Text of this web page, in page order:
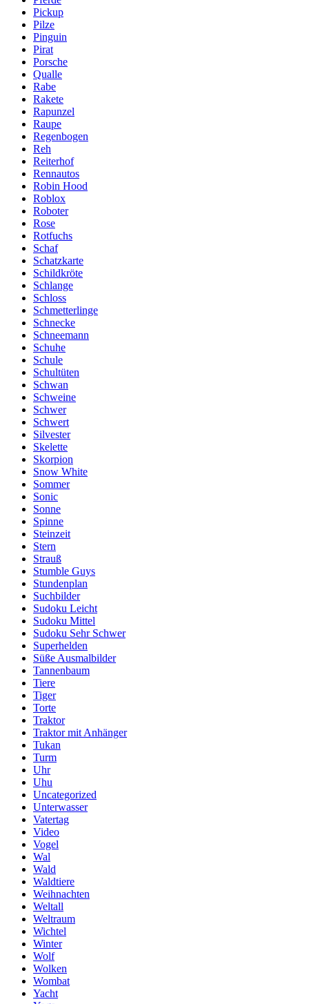
Pickup
Pilze
Pinguin
Pirat
Porsche
Qualle
Rabe
Rakete
Rapunzel
Raupe
Regenbogen
Reh
Reiterhof
Rennautos
Robin Hood
Roblox
Roboter
Rose
Rotfuchs
Schaf
Schatzkarte
Schildkröte
Schlange
Schloss
Schmetterlinge
Schnecke
Schneemann
Schuhe
Schule
Schultüten
Schwan
Schweine
Schwer
Schwert
Silvester
Skelette
Skorpion
Snow White
Sommer
Sonic
Sonne
Spinne
Steinzeit
Stern
Strauß
Stumble Guys
Stundenplan
Suchbilder
Sudoku Leicht
Sudoku Mittel
Sudoku Sehr Schwer
Superhelden
Süße Ausmalbilder
Tannenbaum
Tiere
Tiger
Torte
Traktor
Traktor mit Anhänger
Tukan
Turm
Uhr
Uhu
Uncategorized
Unterwasser
Vatertag
Video
Vogel
Wal
Wald
Waldtiere
Weihnachten
Weltall
Weltraum
Wichtel
Winter
Wolf
Wolken
Wombat
Yacht